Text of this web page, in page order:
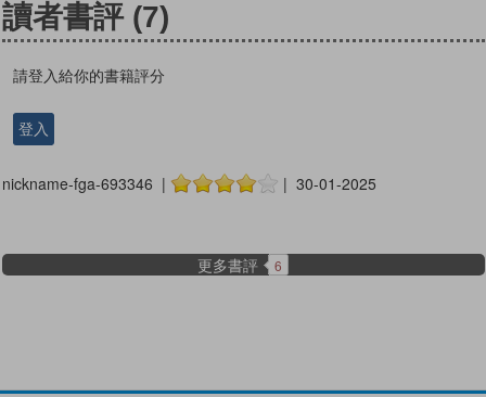
讀者書評 (7)
請登入給你的書籍評分
登入
nickname-fga-693346 | | 30-01-2025
更多書評 6